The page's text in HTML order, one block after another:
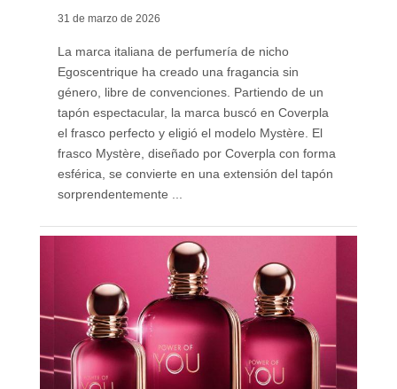
31 de marzo de 2026
La marca italiana de perfumería de nicho
Egoscentrique ha creado una fragancia sin
género, libre de convenciones. Partiendo de un
tapón espectacular, la marca buscó en Coverpla
el frasco perfecto y eligió el modelo Mystère. El
frasco Mystère, diseñado por Coverpla con forma
esférica, se convierte en una extensión del tapón
sorprendentemente ...